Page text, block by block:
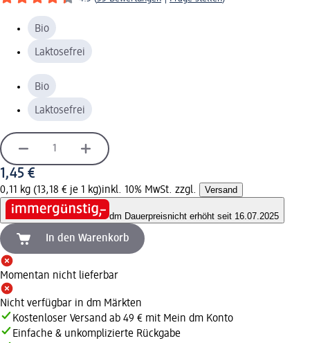
Bio
Laktosefrei
Bio
Laktosefrei
1,45 €
0,11 kg (13,18 € je 1 kg)inkl. 10% MwSt. zzgl. Versand
dm Dauerpreisnicht erhöht seit 16.07.2025
In den Warenkorb
Momentan nicht lieferbar
Nicht verfügbar in dm Märkten
Kostenloser Versand ab 49 € mit Mein dm Konto
Einfache & unkomplizierte Rückgabe